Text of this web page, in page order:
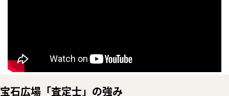
宝石広場「査定士」の強み